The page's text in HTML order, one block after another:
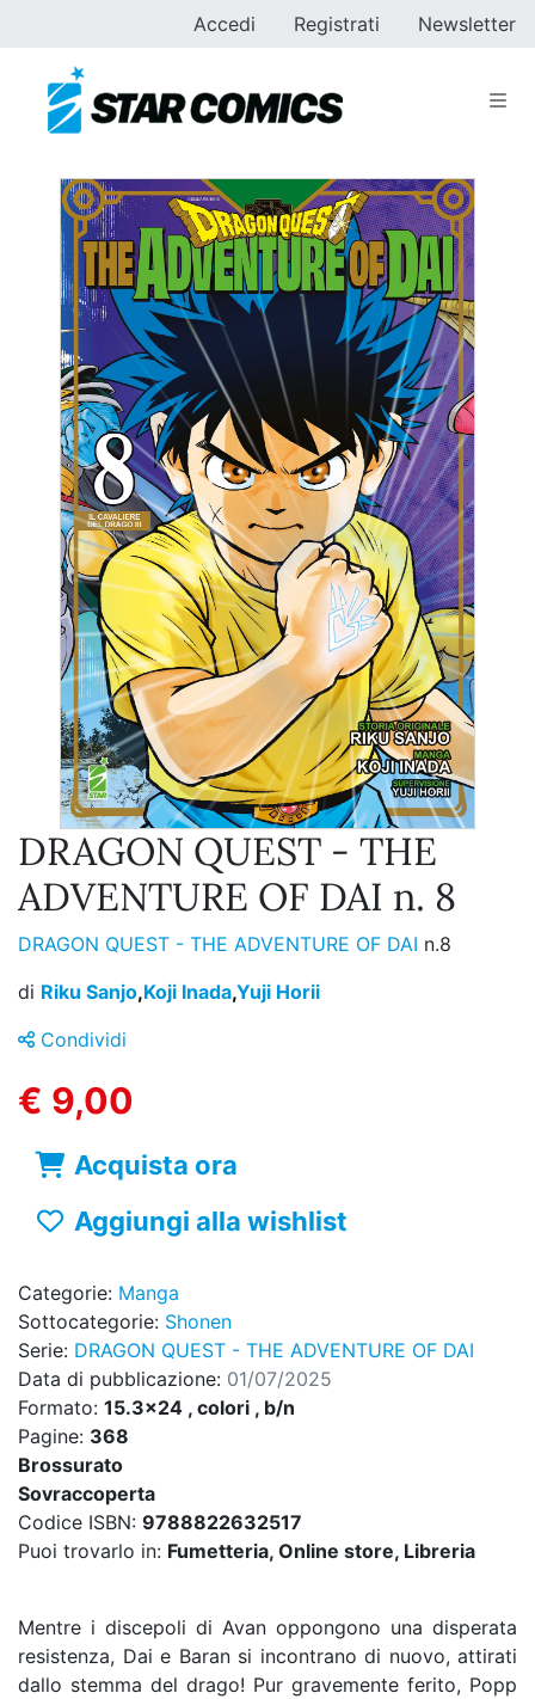
Accedi Registrati Newsletter
DRAGON QUEST - THE
ADVENTURE OF DAI n. 8
DRAGON QUEST - THE ADVENTURE OF DAI n.8
di Riku Sanjo,Koji Inada,Yuji Horii
Condividi
€ 9,00
Acquista ora
Aggiungi alla wishlist
Categorie: Manga
Sottocategorie: Shonen
Serie: DRAGON QUEST - THE ADVENTURE OF DAI
Data di pubblicazione: 01/07/2025
Formato: 15.3x24 , colori , b/n
Pagine: 368
Brossurato
Sovraccoperta
Codice ISBN: 9788822632517
Puoi trovarlo in: Fumetteria, Online store, Libreria
Mentre i discepoli di Avan oppongono una disperata
resistenza, Dai e Baran si incontrano di nuovo, attirati
dallo stemma del drago! Pur gravemente ferito, Popp